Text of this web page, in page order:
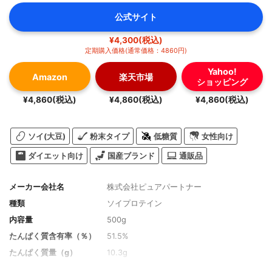
公式サイト
¥4,300(税込)
定期購入価格(通常価格：4860円)
Amazon
¥4,860(税込)
楽天市場
¥4,860(税込)
Yahoo!
ショッピング
¥4,860(税込)
ソイ(大豆) 粉末タイプ 低糖質 女性向け
ダイエット向け 国産ブランド 通販品
メーカー会社名
株式会社ピュアパートナー
種類
ソイプロテイン
内容量
500g
たんぱく質含有率（％）
51.5%
たんぱく質量（g）
10.3g